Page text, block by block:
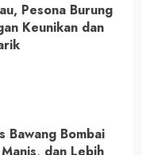
Pesona Burung
Keunikan dan
Bawang Bombai